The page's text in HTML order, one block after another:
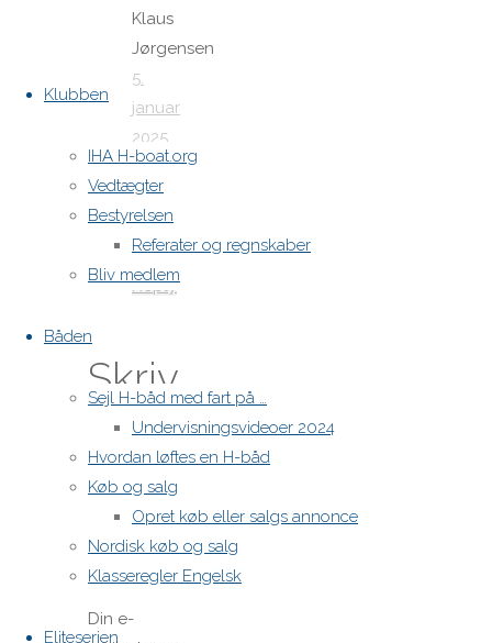
Klubben
IHA H-boat.org
Vedtægter
Bestyrelsen
Referater og regnskaber
Bliv medlem
Båden
Sejl H-båd med fart på …
Undervisningsvideoer 2024
Hvordan løftes en H-båd
Køb og salg
Opret køb eller salgs annonce
Nordisk køb og salg
Klasseregler Engelsk
Eliteserien
Klaus
Jørgensen
5.
januar
2025
at
10:31
2 år
ago
Reply
Skriv
et
svar
Din e-